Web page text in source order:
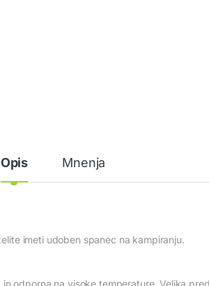
Opis Mnenja
imeti udoben spanec na kampiranju.